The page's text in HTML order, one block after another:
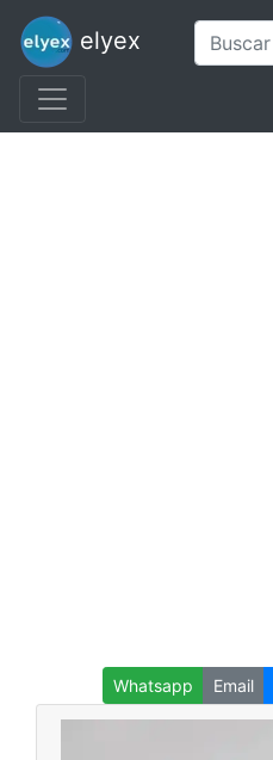
elyex
Whatsapp Email